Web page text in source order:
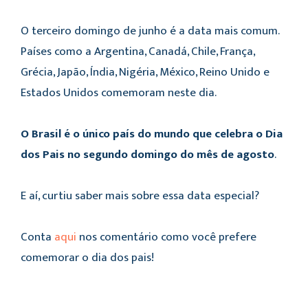
O terceiro domingo de junho é a data mais comum.
Países como a Argentina, Canadá, Chile, França,
Grécia, Japão, Índia, Nigéria, México, Reino Unido e
Estados Unidos comemoram neste dia.
O Brasil é o único país do mundo que celebra o Dia
dos Pais no segundo domingo do mês de agosto.
E aí, curtiu saber mais sobre essa data especial?
Conta aqui nos comentário como você prefere
comemorar o dia dos pais!